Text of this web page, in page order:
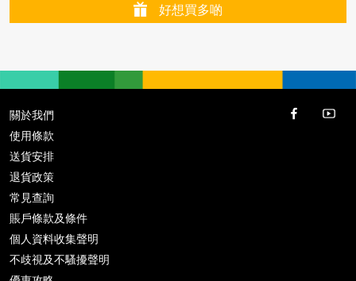
好想買多啲
關於我們
使用條款
送貨安排
退貨政策
常見查詢
賬戶條款及條件
個人資料收集聲明
不歧視及不騷擾聲明